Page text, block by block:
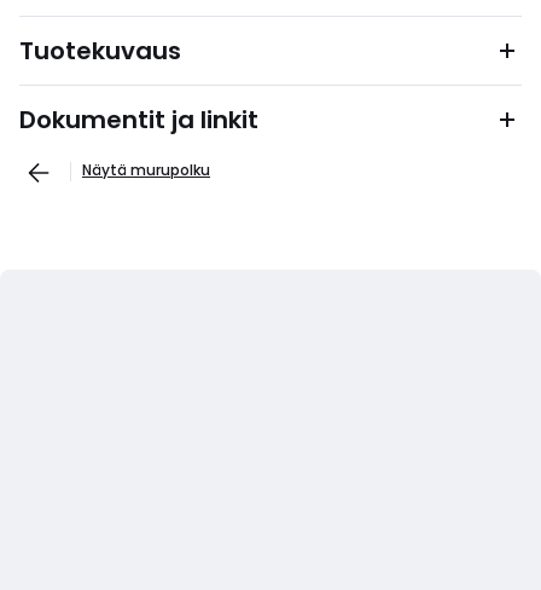
Tuotekuvaus
Dokumentit ja linkit
Näytä murupolku